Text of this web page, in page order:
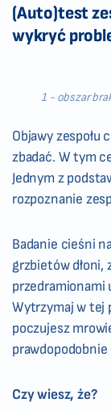
(Auto)test
wykryć
1 - obszar
Objawy zespołu
zbadać. W tym
Jednym z
rozpoznanie
Badanie cieśni
grzbietów dłoni,
przedramionami
Wytrzymaj w tej
poczujesz
Czy wiesz, że?